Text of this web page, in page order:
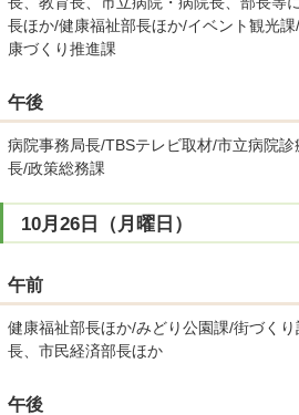
長ほか/健康福祉部長ほか/イベント観光
康づくり推進課
午後
病院事務局長/TBSテレビ取材/市立病院
長/政策総務課
10月26日（月曜日）
午前
健康福祉部長ほか/みどり公園課/街づく
長、市民経済部長ほか
午後